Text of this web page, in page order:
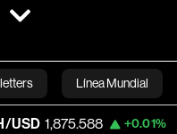
Línea Mundial
Bloomberg
+0.01% Visa